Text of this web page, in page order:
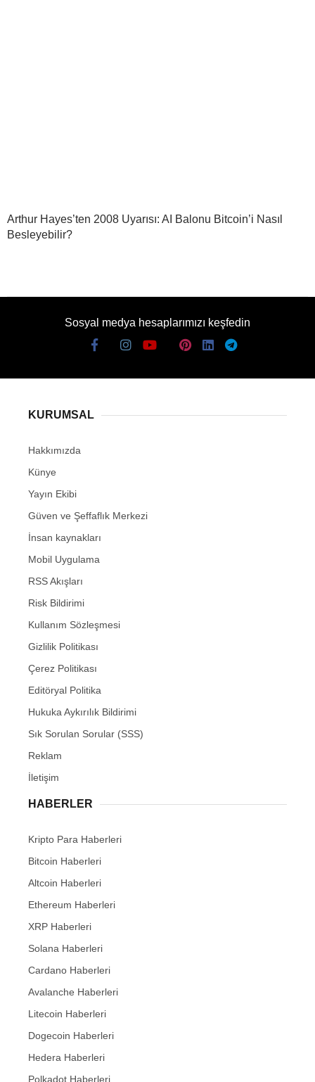
Arthur Hayes’ten 2008 Uyarısı: AI Balonu Bitcoin’i Nasıl
Besleyebilir?
Sosyal medya hesaplarımızı keşfedin
KURUMSAL
Hakkımızda
Künye
Yayın Ekibi
Güven ve Şeffaflık Merkezi
İnsan kaynakları
Mobil Uygulama
RSS Akışları
Risk Bildirimi
Kullanım Sözleşmesi
Gizlilik Politikası
Çerez Politikası
Editöryal Politika
Hukuka Aykırılık Bildirimi
Sık Sorulan Sorular (SSS)
Reklam
İletişim
HABERLER
Kripto Para Haberleri
Bitcoin Haberleri
Altcoin Haberleri
Ethereum Haberleri
XRP Haberleri
Solana Haberleri
Cardano Haberleri
Avalanche Haberleri
Litecoin Haberleri
Dogecoin Haberleri
Hedera Haberleri
Polkadot Haberleri